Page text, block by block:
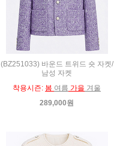
(BZ251033) 바운드 트위드 숏 자켓/
남성 자켓
착용시즌: 봄 여름 가을 겨울
289,000원